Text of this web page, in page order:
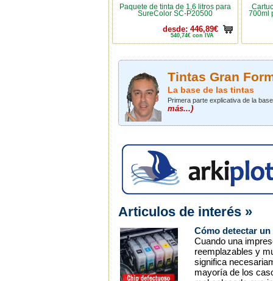
Paquete de tinta de 1,6 litros para
SureColor SC-P20500
desde: 446,89€
540,74€ con IVA
700ml
Tintas Gran
La base de las tintas
Primera parte explicativa de la
más...)
Articulos de interés »
Cómo detectar
Cuando una
reemplazables y
significa
mayoría de los